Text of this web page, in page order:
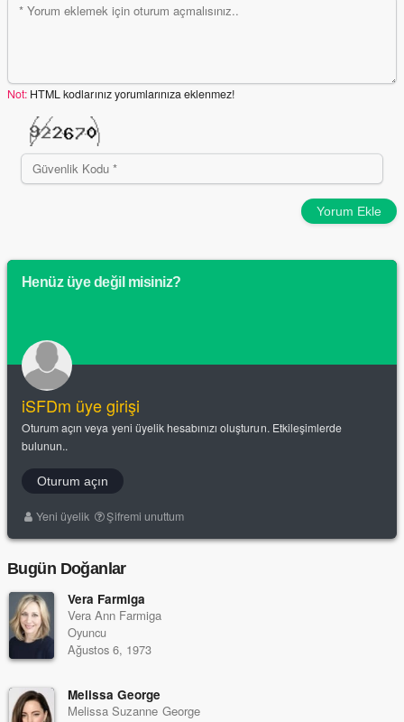
Not: HTML kodlarınız yorumlarınıza eklenmez!
Yorum Ekle
Henüz üye değil misiniz?
iSFDm üye girişi
Oturum açın veya yeni üyelik hesabınızı oluşturun. Etkileşimlerde
bulunun..
Oturum açın
Yeni üyelik Şifremi unuttum
Bugün Doğanlar
Vera Farmiga
Vera Ann Farmiga
Oyuncu
Ağustos 6, 1973
Melissa George
Melissa Suzanne George